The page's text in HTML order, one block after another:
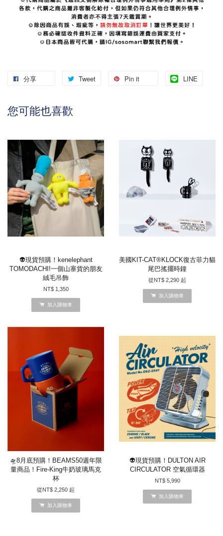
分享 Tweet Pin it LINE
您可能也喜歡
👽現貨預購！kenelephant
TOMODACHI!一個山寨貨的朋友
絨毛吊飾
NT$ 1,350
加入購物車
美國KIT-CAT®KLOCK復古菲力貓
尾巴搖擺時鐘
從NT$ 2,290 起
加入購物車
🛸8月底預購！BEAMS50週年限
量商品！Fire-King牛奶玻璃馬克
杯
從NT$ 2,250 起
加入購物車
👽現貨預購！DULTON AIR
CIRCULATOR 空氣循環器
NT$ 5,990
加入購物車